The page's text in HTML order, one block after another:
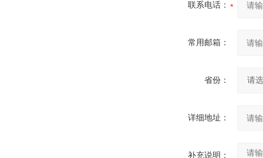
联系电话：
常用邮箱：
省份：
详细地址：
补充说明：